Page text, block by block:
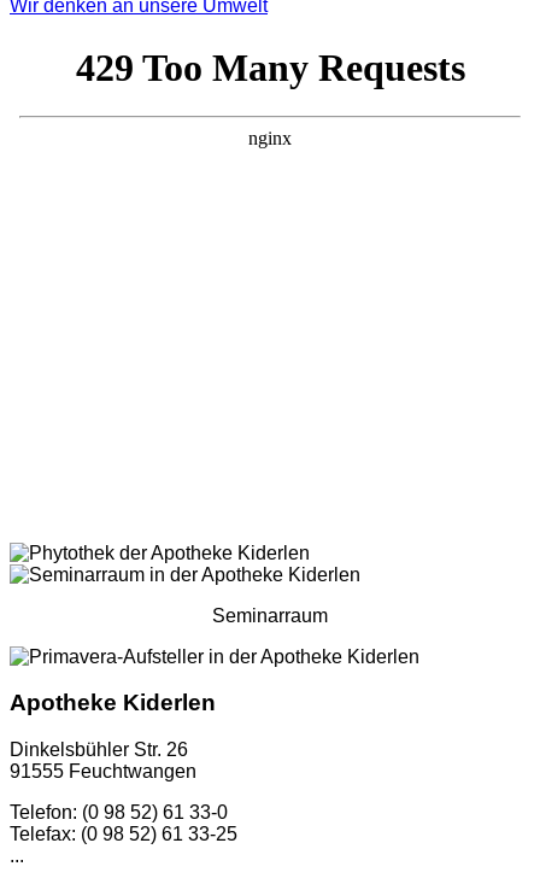
Wir denken an unsere Umwelt
Seminarraum
Apotheke Kiderlen
Dinkelsbühler Str. 26
91555 Feuchtwangen
Telefon: (0 98 52) 61 33-0
Telefax: (0 98 52) 61 33-25
...